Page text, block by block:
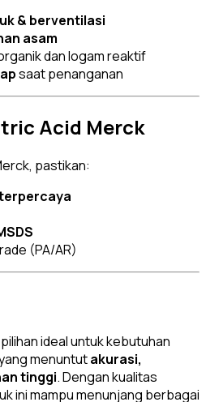
& berventilasi
asam
dan logam reaktif
saat penanganan
Acid Merck
pastikan:
(PA/AR)
ideal untuk kebutuhan
menuntutakurasi,
tinggi. Dengan kualitas
ini mampu menunjang berbagai